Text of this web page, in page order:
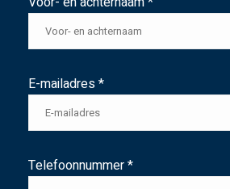
E-mailadres *
Telefoonnummer *